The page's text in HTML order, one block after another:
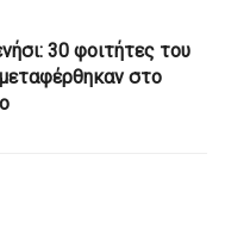
30 φοιτήτες του
στο